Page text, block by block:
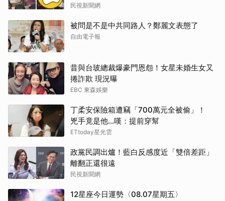
民視新聞網
被問是不是中共同路人？鄭麗文表態了
自由電子報
昔與台玻總裁爆豪門恩怨！女星未婚生女又
捲詐欺 現況曝
EBC 東森娛樂
丁柔安保險箱遭竊「700萬元全被偷」！
兇手竟是他...嘆：提前穿幫
ETtoday星光雲
政黨民調出爐！藍白反感度近「雙倍差距」
離翻正還很遠
民視新聞網
12星座今日運勢〈08.07星期五〉